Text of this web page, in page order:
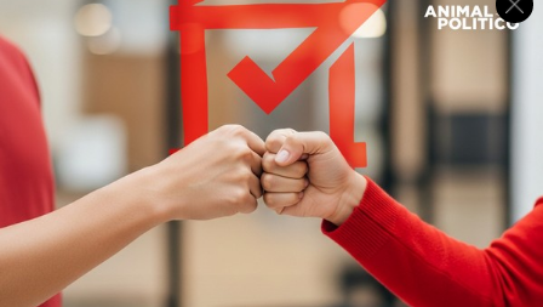
En tanto, los sindicalizados de Mexicana lanzaban
consignas como:“De este a oeste, Mexicana volará
cueste lo que cueste” , al igual que portaban una gran
manta con la leyenda: “Justicia para los Trabajadores de
Mexicana de Aviación, sólo queremos trabajar”.